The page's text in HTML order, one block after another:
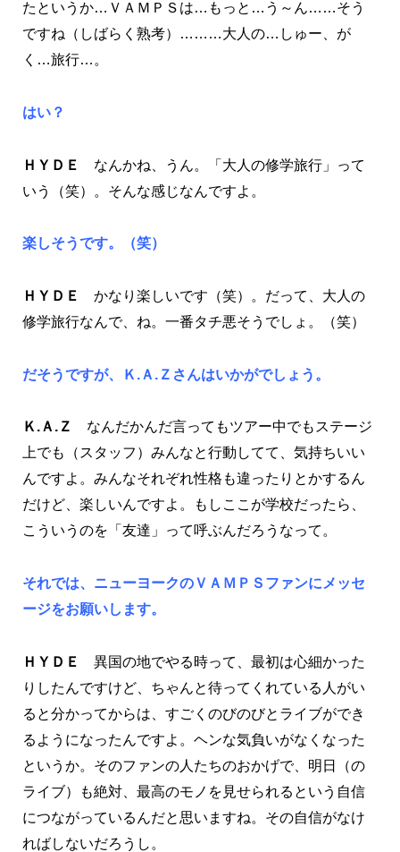
たというか…ＶＡＭＰＳは…もっと…う～ん……そう
ですね（しばらく熟考）………大人の…しゅー、が
く…旅行…。
はい？
ＨＹＤＥ
なんかね、うん。「大人の修学旅行」って
いう（笑）。そんな感じなんですよ。
楽しそうです。（笑）
ＨＹＤＥ
かなり楽しいです（笑）。だって、大人の
修学旅行なんで、ね。一番タチ悪そうでしょ。（笑）
だそうですが、Ｋ.Ａ.Ｚさんはいかがでしょう。
Ｋ.Ａ.Ｚ
なんだかんだ言ってもツアー中でもステージ
上でも（スタッフ）みんなと行動してて、気持ちいい
んですよ。みんなそれぞれ性格も違ったりとかするん
だけど、楽しいんですよ。もしここが学校だったら、
こういうのを「友達」って呼ぶんだろうなって。
それでは、ニューヨークのＶＡＭＰＳファンにメッセ
ージをお願いします。
ＨＹＤＥ
異国の地でやる時って、最初は心細かった
りしたんですけど、ちゃんと待ってくれている人がい
ると分かってからは、すごくのびのびとライブができ
るようになったんですよ。ヘンな気負いがなくなった
というか。そのファンの人たちのおかげで、明日（の
ライブ）も絶対、最高のモノを見せられるという自信
につながっているんだと思いますね。その自信がなけ
ればしないだろうし。